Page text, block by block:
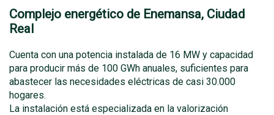
Complejo energético de Enemansa, Ciudad
Real
Cuenta con una potencia instalada de 16 MW y capacidad
para producir más de 100 GWh anuales, suficientes para
abastecer las necesidades eléctricas de casi 30.000
hogares.
La instalación está especializada en la valorización